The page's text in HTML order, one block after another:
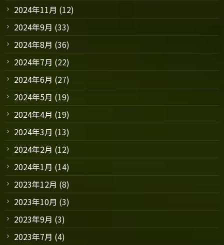
2024年11月 (12)
2024年9月 (33)
2024年8月 (36)
2024年7月 (22)
2024年6月 (27)
2024年5月 (19)
2024年4月 (19)
2024年3月 (13)
2024年2月 (12)
2024年1月 (14)
2023年12月 (8)
2023年10月 (3)
2023年9月 (3)
2023年7月 (4)